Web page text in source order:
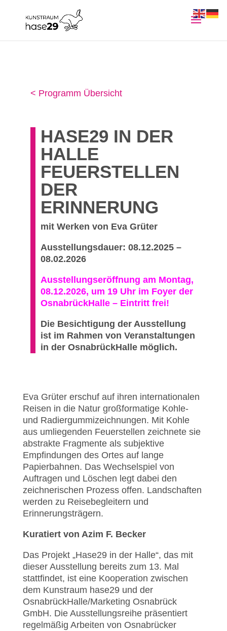
< Programm Übersicht
HASE29 IN DER
HALLE
FEUERSTELLEN
DER
ERINNERUNG
mit Werken von Eva Grüter
Ausstellungsdauer: 08.12.2025 –
08.02.2026
Ausstellungseröffnung am Montag,
08.12.2026, um 19 Uhr im Foyer der
OsnabrückHalle – Eintritt frei!
Die Besichtigung der Ausstellung
ist im Rahmen von Veranstaltungen
in der OsnabrückHalle möglich.
Eva Grüter erschuf auf ihren internationalen
Reisen in die Natur großformatige Kohle-
und Radiergummizeichnungen. Mit Kohle
aus umliegenden Feuerstellen zeichnete sie
abstrakte Fragmente als subjektive
Empfindungen des Ortes auf lange
Papierbahnen. Das Wechselspiel von
Auftragen und Löschen legt dabei den
zeichnerischen Prozess offen. Landschaften
werden zu Reisebegleitern und
Erinnerungsträgern.
Kuratiert von Azim F. Becker
Das Projekt „Hase29 in der Halle“, das mit
dieser Ausstellung bereits zum 13. Mal
stattfindet, ist eine Kooperation zwischen
dem Kunstraum hase29 und der
OsnabrückHalle/Marketing Osnabrück
GmbH. Die Ausstellungsreihe präsentiert
regelmäßig Arbeiten von Osnabrücker